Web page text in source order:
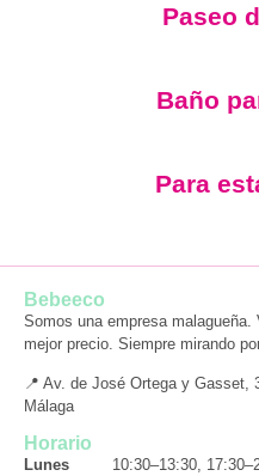
Paseo
Baño
Para
Bebeeco
Somos una empresa
mejor precio. Siempre mirando
📍 Av. de José Ortega y Gasset,
Málaga
Horario
Lunes 10:30–13:30,